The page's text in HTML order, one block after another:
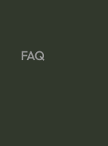
FAQ